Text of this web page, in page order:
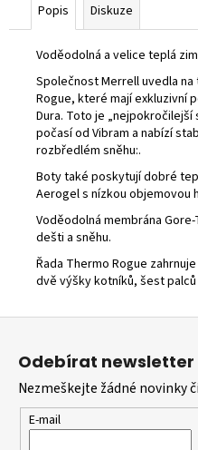
Popis Diskuze
Voděodolná a velice teplá
Společnost Merrell uvedla
Rogue, které mají exkluzivní
Dura. Toto je „nejpokročilejší
počasí od Vibram a nabízí
rozbředlém sněhu:.
Boty také poskytují dobré
Aerogel s nízkou objemovou
Voděodolná membrána
dešti a sněhu.
Řada Thermo Rogue
dvě výšky kotníků, šest palců
Z
Odebírat newsletter
Nezmeškejte žádné novinky
E-mail